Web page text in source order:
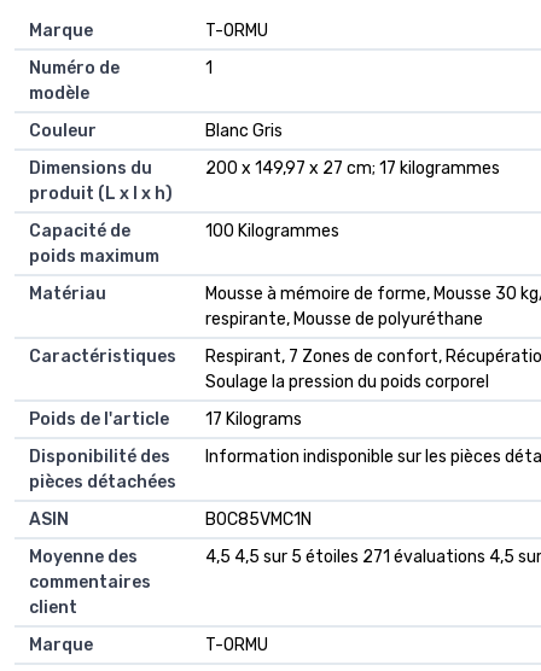
Marque
‎T-ORMU
Numéro de
modèle
‎1
Couleur
‎Blanc Gris
Dimensions du
produit (L x l x h)
‎200 x 149,97 x 27 cm; 17 kilogrammes
Capacité de
poids maximum
‎100 Kilogrammes
Matériau
‎Mousse à mémoire de forme, Mousse 30
respirante, Mousse de polyuréthane
Caractéristiques
‎Respirant, 7 Zones de confort,
Soulage la pression du poids corporel
Poids de l'article
‎17 Kilograms
Disponibilité des
pièces détachées
‎Information indisponible sur les pièces
ASIN
B0C85VMC1N
Moyenne des
commentaires
client
4,5 4,5 sur 5 étoiles 271 évaluations 4,5
Marque
T-ORMU